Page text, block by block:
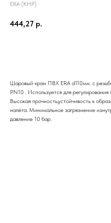
ERA (КНР)
444,27 р.
Шаровый кран ПВХ ERA d110мм. с
PN10 . Используется для
Высокая прочность,устойчивость к
налёта. Минимальное загрязнение
давление 10 бар.